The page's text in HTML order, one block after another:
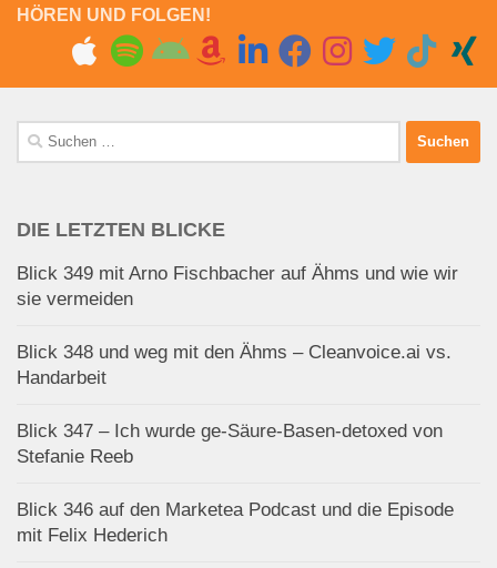
HÖREN UND FOLGEN!
Suchen
nach:
DIE LETZTEN BLICKE
Blick 349 mit Arno Fischbacher auf Ähms und wie wir
sie vermeiden
Blick 348 und weg mit den Ähms – Cleanvoice.ai vs.
Handarbeit
Blick 347 – Ich wurde ge-Säure-Basen-detoxed von
Stefanie Reeb
Blick 346 auf den Marketea Podcast und die Episode
mit Felix Hederich